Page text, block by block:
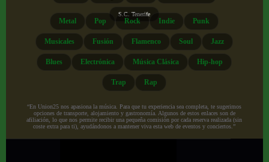
S.C. Tenerife
Metal Pop Rock Indie Punk
Musicales Fusión Flamenco Soul Jazz
Blues Electrónica Música Clásica Hip-hop
Trap Rap
“En Union25 nos apasiona la música. Para que tu experiencia sea completa, te sugerimos
opciones de transporte, alojamiento y gastronomía. Algunos de estos enlaces son de
afiliación, lo que nos permite recibir una pequeña comisión por cada reserva realizada (sin
coste extra para ti), ayudándonos a mantener viva esta web de eventos y conciertos.”